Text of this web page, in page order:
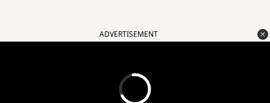
ADVERTISEMENT